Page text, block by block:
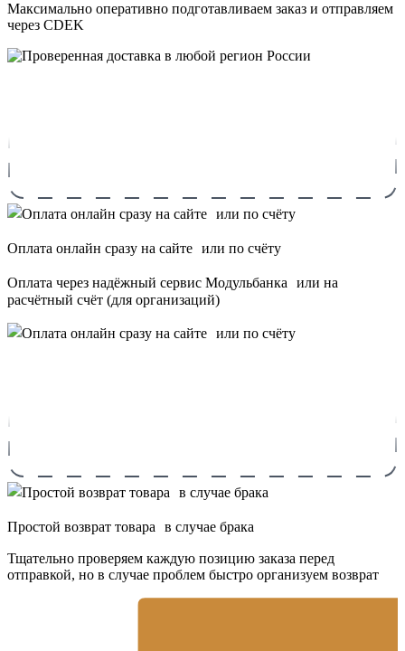
Максимально оперативно подготавливаем заказ и отправляем
через CDEK
Оплата онлайн сразу на сайте или по счёту
Оплата через надёжный сервис Модульбанка или на
расчётный счёт (для организаций)
Простой возврат товара в случае брака
Тщательно проверяем каждую позицию заказа перед
отправкой, но в случае проблем быстро организуем возврат